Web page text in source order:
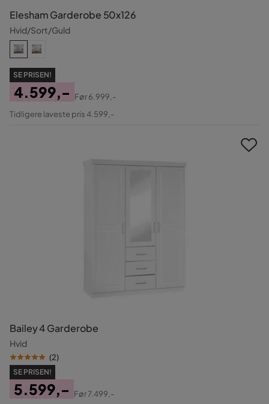
Elesham Garderobe 50x126
Hvid/Sort/Guld
SE PRISEN!
Pris
4.599,-
Original
Før6.999,-
Tidligere laveste pris 4.599,-
Bailey 4 Garderobe
Hvid
(2)
SE PRISEN!
5.599,-
Før7.499,-